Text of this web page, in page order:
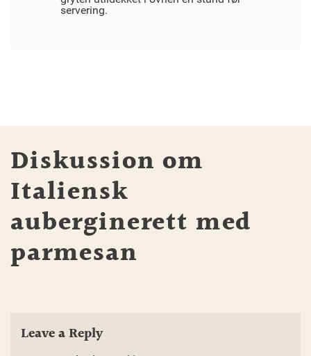
servering.
Diskussion om
Italiensk
auberginerett med
parmesan
Leave a Reply